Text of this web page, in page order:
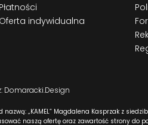
Płatności
Oferta indywidualna
Domaracki.Design
„KAMEL” Magdalena Kasprzak z
naszą ofertę oraz zawartość strony do